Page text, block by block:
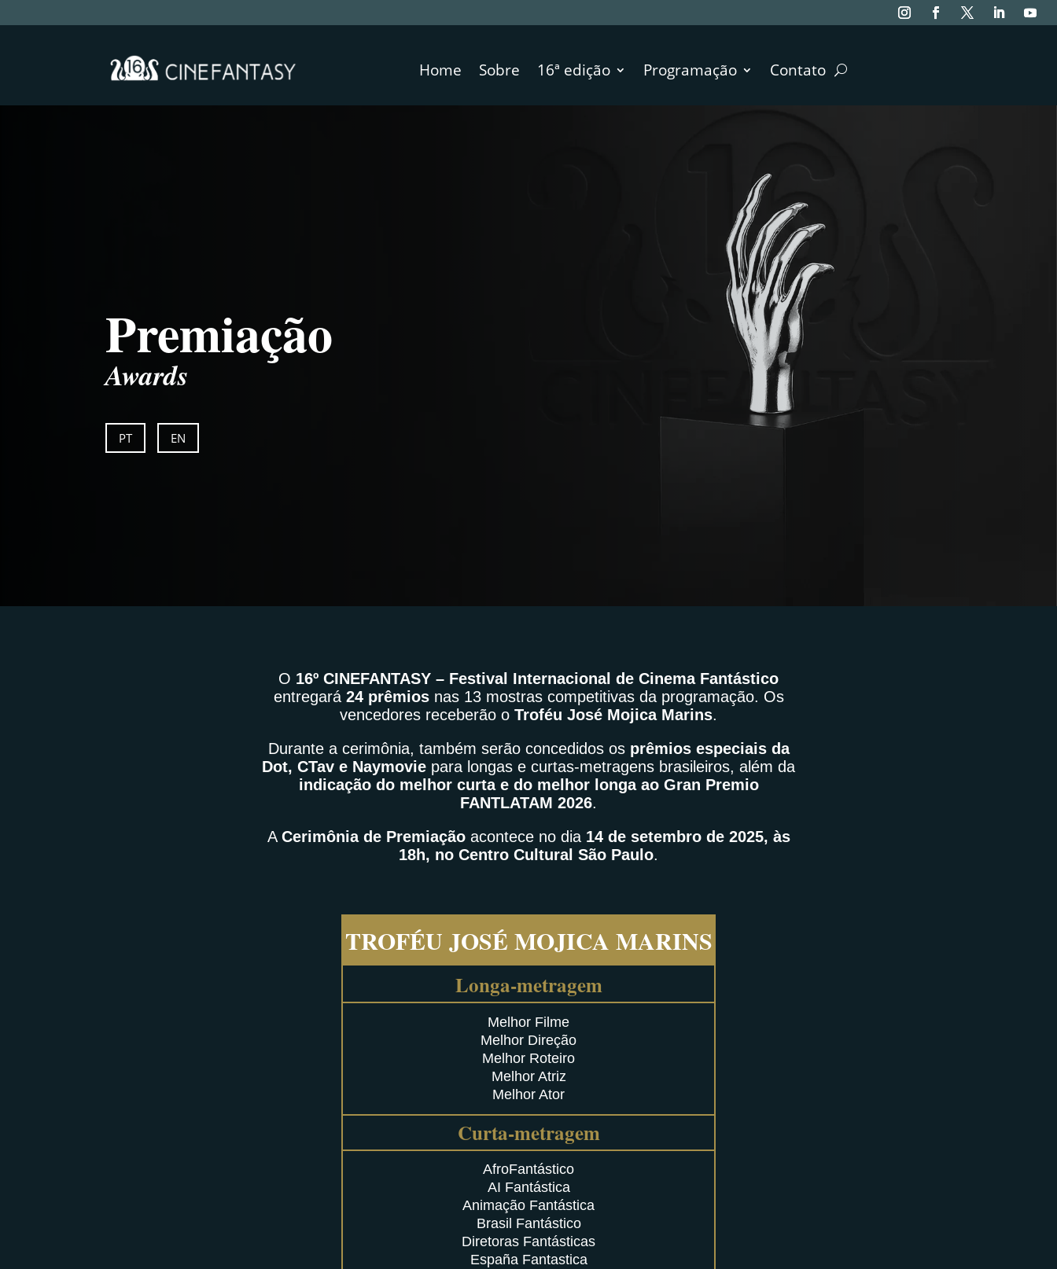
Home Sobre 16ª edição Programação Contato
Premiação
Awards
PT EN
O 16º CINEFANTASY – Festival Internacional de Cinema Fantástico
entregará 24 prêmiosnas 13 mostras competitivas da programação. Os
vencedores receberão o Troféu José Mojica Marins.
Durante a cerimônia, também serão concedidos os prêmios especiais da
Dot, CTav e Naymovie para longas e curtas-metragens brasileiros, além da
indicação do melhor curta e do melhor longa ao Gran Premio
FANTLATAM 2026.
A Cerimônia de Premiaçãoacontece no dia14 de setembro de 2025, às
18h, no Centro Cultural São Paulo.
TROFÉU JOSÉ MOJICA MARINS
Longa-metragem
Melhor Filme
Melhor Direção
Melhor Roteiro
Melhor Atriz
Melhor Ator
Curta-metragem
AfroFantástico
AI Fantástica
Animação Fantástica
Brasil Fantástico
Diretoras Fantásticas
España Fantastica